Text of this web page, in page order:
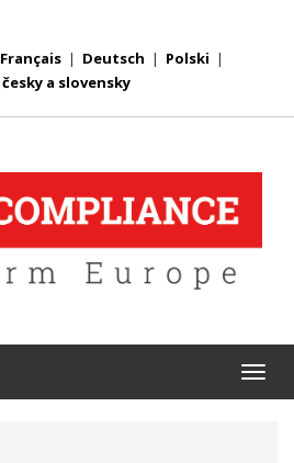
Français | Deutsch | Polski |
česky a slovensky